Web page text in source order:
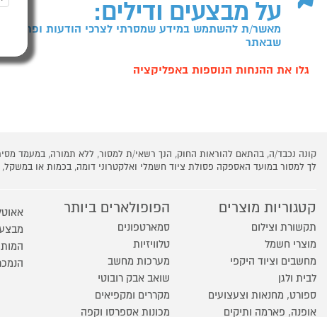
על מבצעים ודילים:
מאשר/ת להשתמש במידע שמסרתי לצרכי הודעות ופרסומות
שבאתר
גלו את ההנחות הנוספות באפליקציה
קונה נכבד/ה, בהתאם להוראות החוק, הנך רשאי/ת למסור, ללא תמורה, במעמד
לך למסור במועד האספקה פסולת ציוד חשמלי ואלקטרוני דומה, בכמות או
קטגוריות מוצרים
תקשורת וצילום
מוצרי חשמל
מחשבים וציוד היקפי
לבית ולגן
ספורט, מחנאות וצעצועים
אופנה, פארמה ותיקים
הפופולארים ביותר
סמארטפונים
טלוויזיות
מערכות מחשב
שואב אבק רובוטי
מקררים ומקפיאים
מכונות אספרסו וקפה